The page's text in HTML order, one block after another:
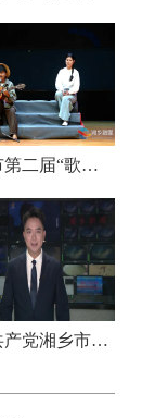
湘乡市第二届“歌声飞扬·乐享湘乡”歌唱比赛圆满收官
中国共产党湘乡市第九次代表大会胜利闭幕